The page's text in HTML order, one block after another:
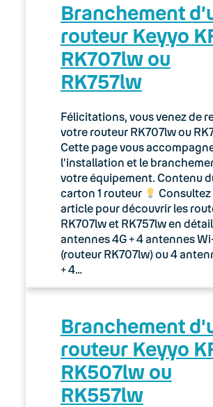
Branchement
routeur Keyyo
RK707lw ou
RK757lw
Félicitations, vous venez de
votre routeur RK707lw ou
Cette page vous
l’installation et le
votre équipement. Contenu
carton 1 routeur
article pour découvrir les
RK707lw et RK757lw en
antennes 4G + 4 antennes
(routeur RK707lw) ou 4
+ 4…
Branchement
routeur Keyyo
RK507lw ou
RK557lw